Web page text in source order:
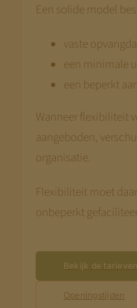
Een solide model
vaste
een minimale
een beperkt
Wanneer flexibiliteit
aangeboden,
organisatie.
Flexibiliteit moet
onbeperkt
Bekijk de
Openingstijden